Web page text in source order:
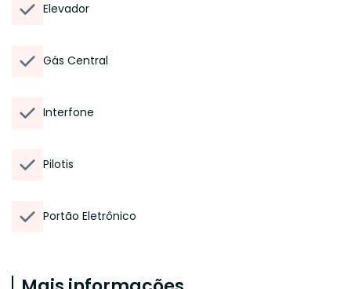
Elevador
Gás Central
Interfone
Pilotis
Portão Eletrônico